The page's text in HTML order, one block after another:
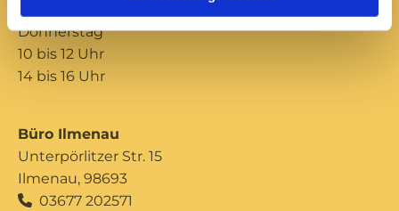
Donnerstag
10 bis 12 Uhr
14 bis 16 Uhr
Büro Ilmenau
Unterpörlitzer Str. 15
Ilmenau, 98693
 03677 202571